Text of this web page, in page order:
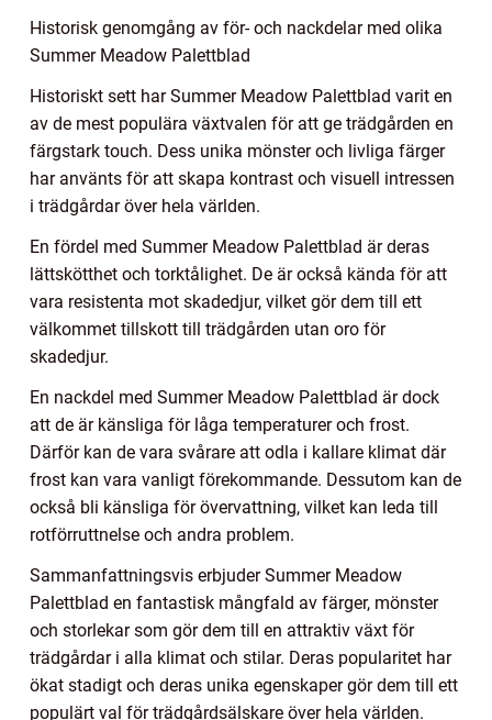
Historisk genomgång av för- och nackdelar med olika
Summer Meadow Palettblad
Historiskt sett har Summer Meadow Palettblad varit en
av de mest populära växtvalen för att ge trädgården en
färgstark touch. Dess unika mönster och livliga färger
har använts för att skapa kontrast och visuell intressen
i trädgårdar över hela världen.
En fördel med Summer Meadow Palettblad är deras
lättskötthet och torktålighet. De är också kända för att
vara resistenta mot skadedjur, vilket gör dem till ett
välkommet tillskott till trädgården utan oro för
skadedjur.
En nackdel med Summer Meadow Palettblad är dock
att de är känsliga för låga temperaturer och frost.
Därför kan de vara svårare att odla i kallare klimat där
frost kan vara vanligt förekommande. Dessutom kan de
också bli känsliga för övervattning, vilket kan leda till
rotförruttnelse och andra problem.
Sammanfattningsvis erbjuder Summer Meadow
Palettblad en fantastisk mångfald av färger, mönster
och storlekar som gör dem till en attraktiv växt för
trädgårdar i alla klimat och stilar. Deras popularitet har
ökat stadigt och deras unika egenskaper gör dem till ett
populärt val för trädgårdsälskare över hela världen.